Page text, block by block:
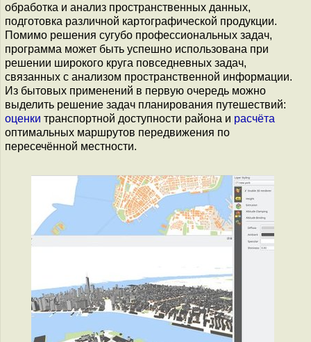
обработка и анализ пространственных данных,
подготовка различной картографической продукции.
Помимо решения сугубо профессиональных задач,
программа может быть успешно использована при
решении широкого круга повседневных задач,
связанных с анализом пространственной информации.
Из бытовых применений в первую очередь можно
выделить решение задач планирования путешествий:
оценки транспортной доступности района и расчёта
оптимальных маршрутов передвижения по
пересечённой местности.